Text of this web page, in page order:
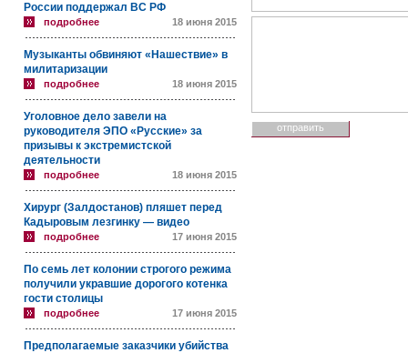
России поддержал ВС РФ
подробнее 18 июня 2015
Музыканты обвиняют «Нашествие» в
милитаризации
подробнее 18 июня 2015
Уголовное дело завели на
руководителя ЭПО «Русские» за
призывы к экстремистской
деятельности
подробнее 18 июня 2015
Хирург (Залдостанов) пляшет перед
Кадыровым лезгинку — видео
подробнее 17 июня 2015
По семь лет колонии строгого режима
получили укравшие дорогого котенка
гости столицы
подробнее 17 июня 2015
Предполагаемые заказчики убийства